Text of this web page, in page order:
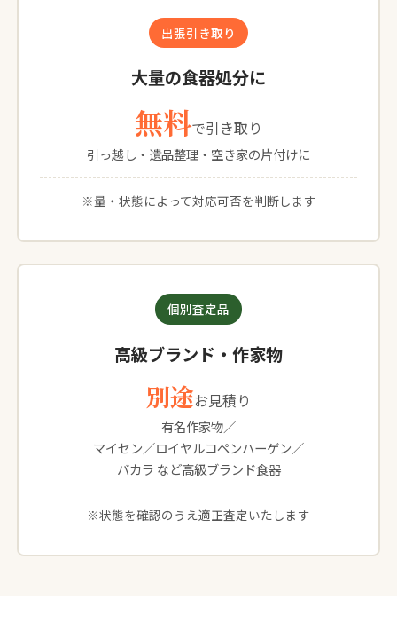
出張引き取り
大量の食器処分に
無料で引き取り
引っ越し・遺品整理・空き家の片付けに
※量・状態によって対応可否を判断します
個別査定品
高級ブランド・作家物
別途お見積り
有名作家物／
マイセン／ロイヤルコペンハーゲン／
バカラ など高級ブランド食器
※状態を確認のうえ適正査定いたします